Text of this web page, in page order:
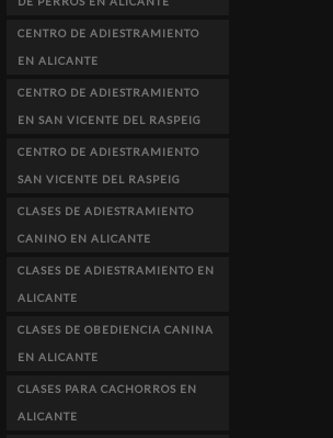
CENTRO DE ADIESTRAMIENTO
EN ALICANTE
CENTRO DE ADIESTRAMIENTO
EN SAN VICENTE DEL RASPEIG
CENTRO DE ADIESTRAMIENTO
SAN VICENTE DEL RASPEIG
CLASES DE ADIESTRAMIENTO
CANINO EN ALICANTE
CLASES DE ADIESTRAMIENTO EN
ALICANTE
CLASES DE OBEDIENCIA CANINA
EN ALICANTE
CLASES PARA CACHORROS EN
ALICANTE